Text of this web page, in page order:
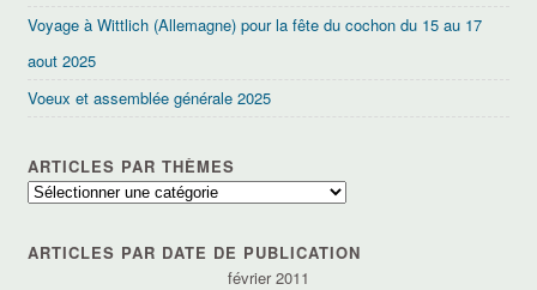
Voyage à Wittlich (Allemagne) pour la fête du cochon du 15 au 17
aout 2025
Voeux et assemblée générale 2025
ARTICLES PAR THÈMES
Articles
ARTICLES PAR DATE DE PUBLICATION
février 2011